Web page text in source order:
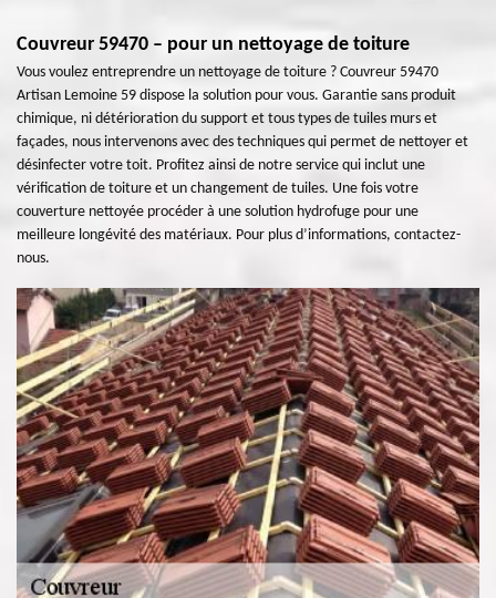
Couvreur 59470 – pour un nettoyage de toiture
Vous voulez entreprendre un nettoyage de toiture ? Couvreur 59470
Artisan Lemoine 59 dispose la solution pour vous. Garantie sans produit
chimique, ni détérioration du support et tous types de tuiles murs et
façades, nous intervenons avec des techniques qui permet de nettoyer et
désinfecter votre toit. Profitez ainsi de notre service qui inclut une
vérification de toiture et un changement de tuiles. Une fois votre
couverture nettoyée procéder à une solution hydrofuge pour une
meilleure longévité des matériaux. Pour plus d’informations, contactez-
nous.